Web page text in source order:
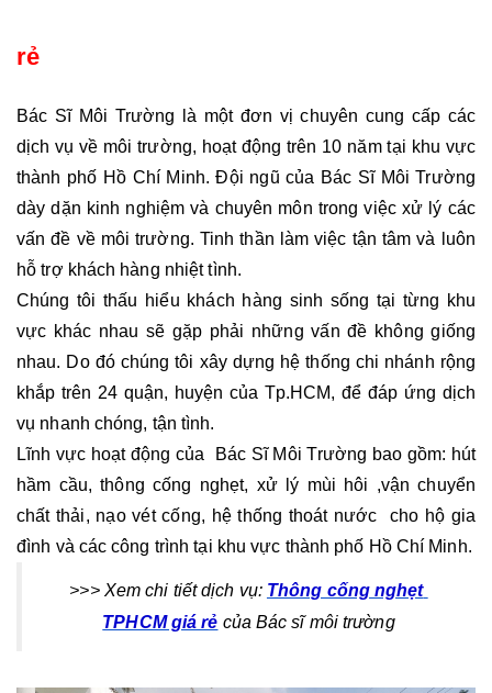
rẻ
Bác Sĩ Môi Trường là một đơn vị chuyên cung cấp các
dịch vụ về môi trường, hoạt động trên 10 năm tại khu vực
thành phố Hồ Chí Minh. Đội ngũ của Bác Sĩ Môi Trường
dày dặn kinh nghiệm và chuyên môn trong việc xử lý các
vấn đề về môi trường. Tinh thần làm việc tận tâm và luôn
hỗ trợ khách hàng nhiệt tình.
Chúng tôi thấu hiểu khách hàng sinh sống tại từng khu
vực khác nhau sẽ gặp phải những vấn đề không giống
nhau. Do đó chúng tôi xây dựng hệ thống chi nhánh rộng
khắp trên 24 quận, huyện của Tp.HCM, để đáp ứng dịch
vụ nhanh chóng, tận tình.
Lĩnh vực hoạt động của  Bác Sĩ Môi Trường bao gồm: hút
hầm cầu, thông cống nghẹt, xử lý mùi hôi ,vận chuyển
chất thải, nạo vét cống, hệ thống thoát nước  cho hộ gia
đình và các công trình tại khu vực thành phố Hồ Chí Minh.
>>> Xem chi tiết dịch vụ: Thông cống nghẹt
TPHCM giá rẻ của Bác sĩ môi trường